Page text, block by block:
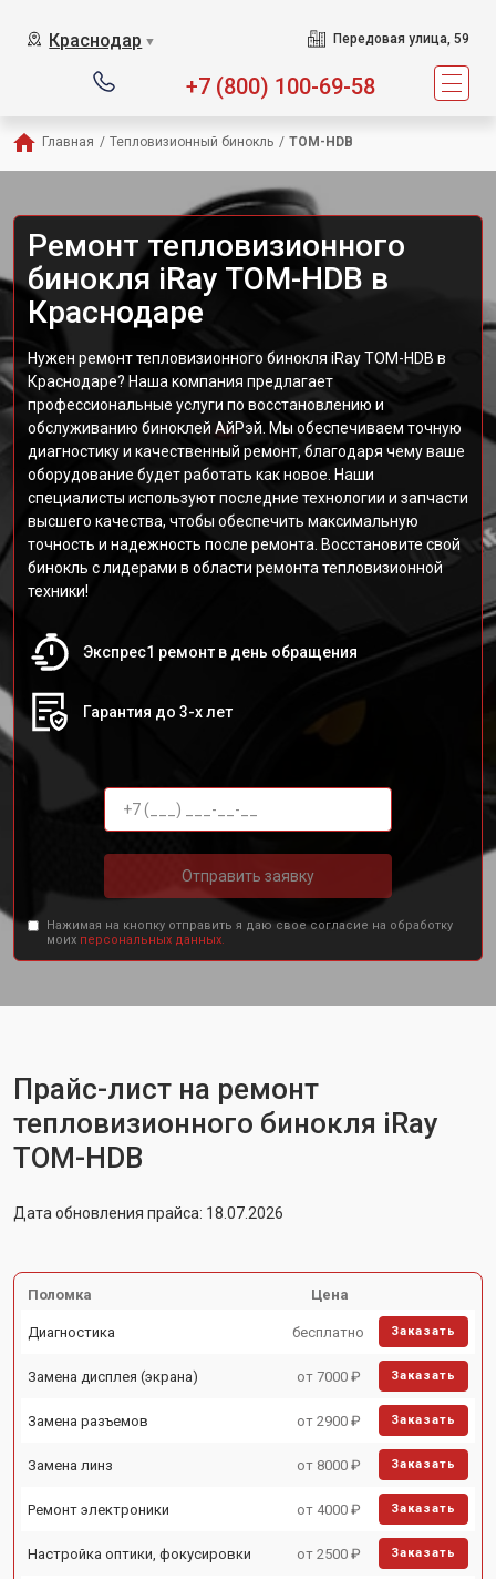
Краснодар ▼ Передовая улица, 59
+7 (800) 100-69-58
Главная / Тепловизионный бинокль / TOM-HDB
Ремонт тепловизионного
бинокля iRay TOM-HDB в
Краснодаре
Нужен ремонт тепловизионного бинокля iRay TOM-HDB в
Краснодаре? Наша компания предлагает
профессиональные услуги по восстановлению и
обслуживанию биноклей АйРэй. Мы обеспечиваем точную
диагностику и качественный ремонт, благодаря чему ваше
оборудование будет работать как новое. Наши
специалисты используют последние технологии и запчасти
высшего качества, чтобы обеспечить максимальную
точность и надежность после ремонта. Восстановите свой
бинокль с лидерами в области ремонта тепловизионной
техники!
Экспрес1 ремонт в день обращения
Гарантия до 3-х лет
Отправить заявку
Нажимая на кнопку отправить я даю свое согласие на обработку
моих персональных данных.
Прайс-лист на ремонт
тепловизионного бинокля iRay
TOM-HDB
Дата обновления прайса: 18.07.2026
Поломка Цена
Диагностика бесплатно Заказать
Замена дисплея (экрана) от 7000 ₽ Заказать
Замена разъемов от 2900 ₽ Заказать
Замена линз от 8000 ₽ Заказать
Ремонт электроники от 4000 ₽ Заказать
Настройка оптики, фокусировки от 2500 ₽ Заказать